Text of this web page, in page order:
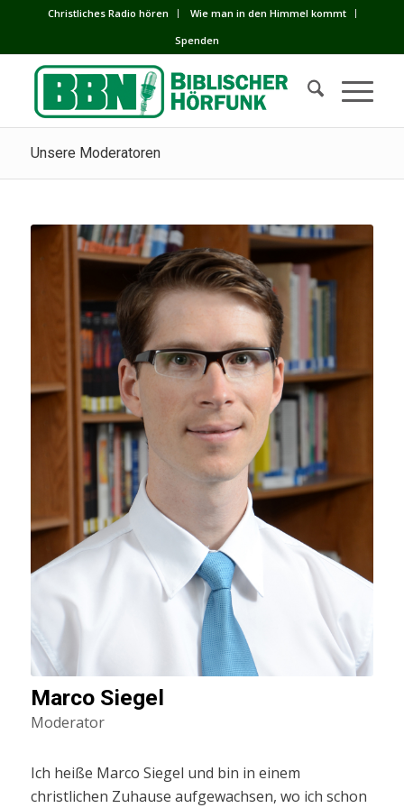
Сhristliches Radio hören
Wie man in den Himmel kommt
Spenden
Unsere Moderatoren
Marco Siegel
Moderator
Ich heiße Marco Siegel und bin in einem
christlichen Zuhause aufgewachsen, wo ich schon